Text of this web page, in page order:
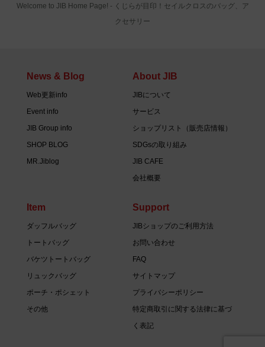
Welcome to JIB Home Page! ‐ くじらが目印！セイルクロスのバッグ、ア
クセサリー
News & Blog
Web更新info
Event info
JIB Group info
SHOP BLOG
MR.Jiblog
About JIB
JIBについて
サービス
ショップリスト（販売店情報）
SDGsの取り組み
JIB CAFE
会社概要
Item
ダッフルバッグ
トートバッグ
バケツトートバッグ
リュックバッグ
ポーチ・ポシェット
その他
Support
JIBショップのご利用方法
お問い合わせ
FAQ
サイトマップ
プライバシーポリシー
特定商取引に関する法律に基づ
く表記